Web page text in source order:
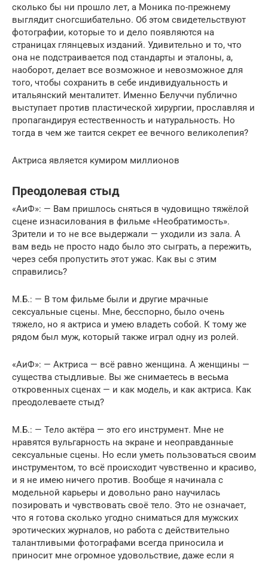
сколько бы ни прошло лет, а Моника по-прежнему
выглядит сногсшибательно. Об этом свидетельствуют
фотографии, которые то и дело появляются на
страницах глянцевых изданий. Удивительно и то, что
она не подстраивается под стандарты и эталоны, а,
наоборот, делает все возможное и невозможное для
того, чтобы сохранить в себе индивидуальность и
итальянский менталитет. Именно Белуччи публично
выступает против пластической хирургии, прославляя и
пропагандируя естественность и натуральность. Но
тогда в чем же таится секрет ее вечного великолепия?
Актриса является кумиром миллионов
Преодолевая стыд
«АиФ»: — Вам пришлось сняться в чудовищно тяжёлой
сцене изнасилования в фильме «Необратимость».
Зрители и то не все выдержали — уходили из зала. А
вам ведь не просто надо было это сыграть, а пережить,
через себя пропустить этот ужас. Как вы с этим
справились?
М.Б.: — В том фильме были и другие мрачные
сексуальные сцены. Мне, бесспорно, было очень
тяжело, но я актриса и умею владеть собой. К тому же
рядом был муж, который также играл одну из ролей.
«АиФ»: — Актриса — всё равно женщина. А женщины —
существа стыдливые. Вы же снимаетесь в весьма
откровенных сценах — и как модель, и как актриса. Как
преодолеваете стыд?
М.Б.: — Тело актёра — это его инструмент. Мне не
нравятся вульгарность на экране и неоправданные
сексуальные сцены. Но если уметь пользоваться своим
инструментом, то всё происходит чувственно и красиво,
и я не имею ничего против. Вообще я начинала с
модельной карьеры и довольно рано научилась
позировать и чувствовать своё тело. Это не означает,
что я готова сколько угодно сниматься для мужских
эротических журналов, но работа с действительно
талантливыми фотографами всегда приносила и
приносит мне о­громное удовольствие, даже если я